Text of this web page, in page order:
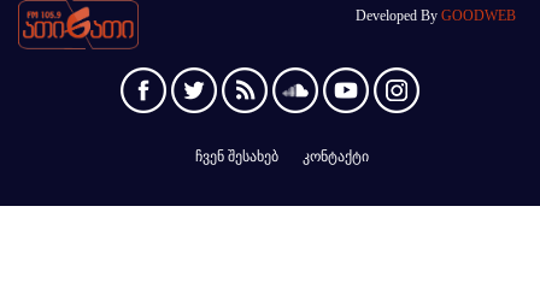
Developed By GOODWEB
ჩვენ შესახებ კონტაქტი